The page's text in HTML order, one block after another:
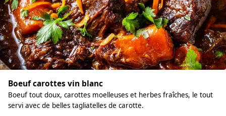
Boeuf carottes vin blanc
Boeuf tout doux, carottes moelleuses et herbes fraîches, le tout
servi avec de belles tagliatelles de carotte.